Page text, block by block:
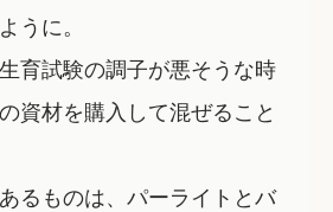
うに。
育試験の調子が悪そうな時
資材を購入して混ぜること
るものは、パーライトとバ